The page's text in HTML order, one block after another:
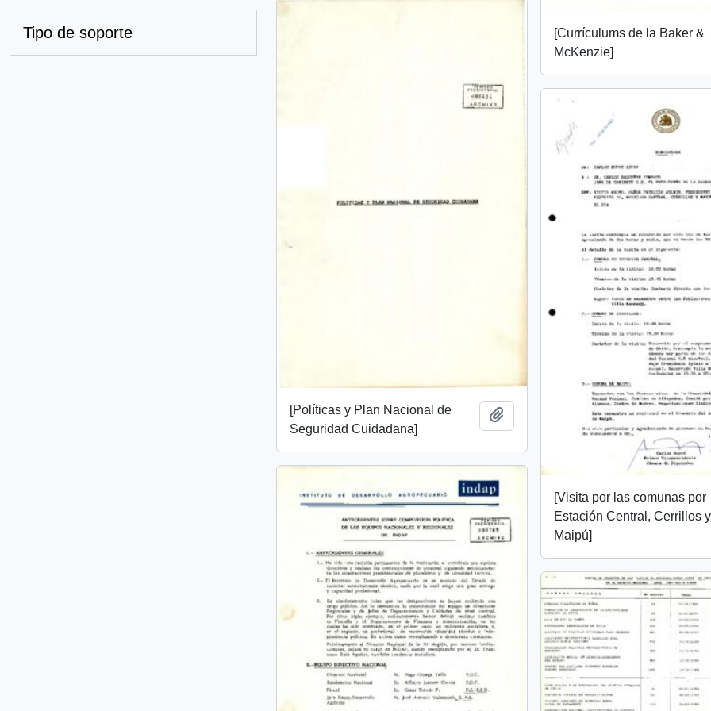
Tipo de soporte
[Currículums de la Baker &
McKenzie]
[Políticas y Plan Nacional de
Seguridad Cuidadana]
Añadir al portapapeles
[Visita por las comunas por
Estación Central, Cerrillos y
Maipú]